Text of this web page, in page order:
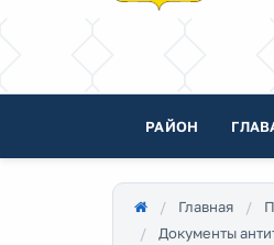
РАЙОН
Главная
Документы